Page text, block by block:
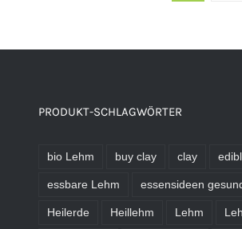
PRODUKT-SCHLAGWÖRTER
bio Lehm buy clay clay
essbare Lehm essensideen
Heilerde Heillehm Lehm